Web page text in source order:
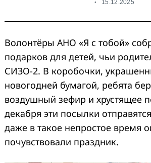
15.12.2025
Волонтёры АНО «Я с тобой»
подарков для детей, чьи
СИЗО-2. В коробочки,
новогодней бумагой, ребята
воздушный зефир и хрустящее
декабря эти посылки
даже в такое непростое время
почувствовали праздник.